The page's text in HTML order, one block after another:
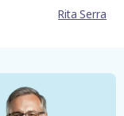
Rita Serra